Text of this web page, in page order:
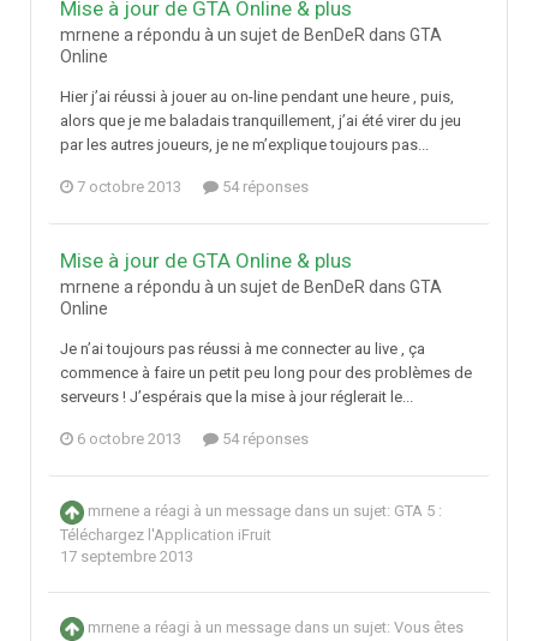
Mise à jour de GTA Online & plus
mrnene a répondu à un sujet de BenDeR dans GTA
Online
Hier j’ai réussi à jouer au on-line pendant une heure , puis,
alors que je me baladais tranquillement, j’ai été virer du jeu
par les autres joueurs, je ne m’explique toujours pas...
7 octobre 2013 54 réponses
Mise à jour de GTA Online & plus
mrnene a répondu à un sujet de BenDeR dans GTA
Online
Je n’ai toujours pas réussi à me connecter au live , ça
commence à faire un petit peu long pour des problèmes de
serveurs ! J’espérais que la mise à jour réglerait le...
6 octobre 2013 54 réponses
mrnene a réagi à un message dans un sujet: GTA 5 :
Téléchargez l'Application iFruit
17 septembre 2013
mrnene a réagi à un message dans un sujet: Vous êtes